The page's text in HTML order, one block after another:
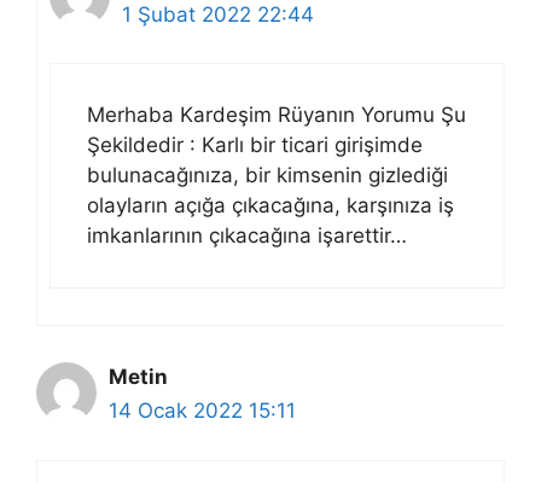
1 Şubat 2022 22:44
Merhaba Kardeşim Rüyanın Yorumu Şu
Şekildedir : Karlı bir ticari girişimde
bulunacağınıza, bir kimsenin gizlediği
olayların açığa çıkacağına, karşınıza iş
imkanlarının çıkacağına işarettir…
Metin
14 Ocak 2022 15:11